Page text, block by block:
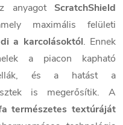
anyagot ScratchShield
maximális felületi
a karcolásoktól. Ennek
a piacon kapható
és a hatást a
is megerősítik. A
természetes textúráját